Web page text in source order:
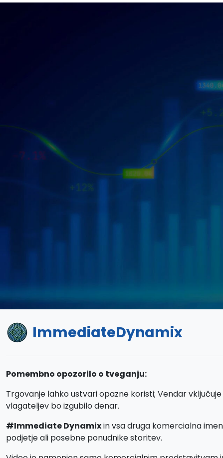
ImmediateDynamix
Pomembno opozorilo o tveganju:
Trgovanje lahko ustvari opazne koristi; Vendar
vlagateljev bo izgubilo denar.
#Immediate Dynamixin vsa druga komercialna
podjetje ali posebne ponudnike storitev.